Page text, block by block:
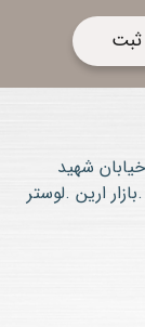
شهید
ارین .لوستر